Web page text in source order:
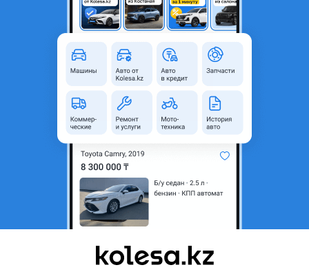
BMW X5 2017 года
18 700 000 ₸
Объявление находится в архиве и может быть
Алматы, Алматинская
2013 - 2018 F15 (F15/F85)
Кроссовер
Объем двигателя, л
Пробег
Автомат